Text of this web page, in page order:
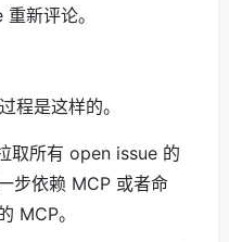
新评论。
程是这样的。
取所有 open issue 的
步依赖 MCP 或者命
MCP。